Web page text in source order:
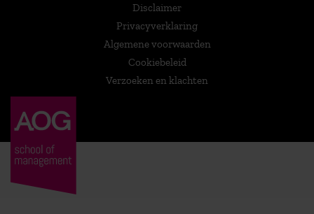
Disclaimer
Privacyverklaring
Algemene voorwaarden
Cookiebeleid
Verzoeken en klachten